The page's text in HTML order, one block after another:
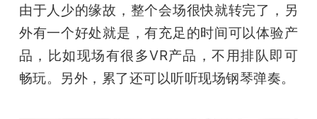
由于人少的缘故，整个会场很快就转完了，另
外有一个好处就是，有充足的时间可以体验产
品，比如现场有很多VR产品，不用排队即可
畅玩。另外，累了还可以听听现场钢琴弹奏。